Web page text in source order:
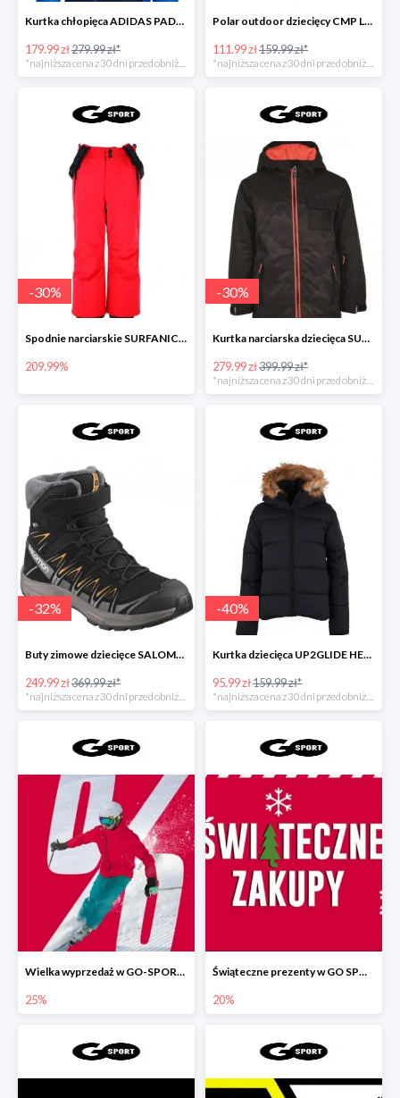
Kurtka chłopięca ADIDAS PADDED JACKET
179.99 zł279.99 zł*
*najniższa cena z 30 dni przed obniżką
Polar outdoor dziecięcy CMP LOFT GIRL
111.99 zł159.99 zł*
*najniższa cena z 30 dni przed obniżką
-30%
Spodnie narciarskie SURFANIC ECHO
209.99%
-30%
Kurtka narciarska dziecięca SURFANIC BRAVO
279.99 zł399.99 zł*
-32%
Buty zimowe dziecięce SALOMON PRO 3D
249.99 zł369.99 zł*
*najniższa cena z 30 dni przed obniżką
-40%
Kurtka dziecięca UP2GLIDE HENRY DOU
95.99 zł159.99 zł*
*najniższa cena z 30 dni przed obniżką
Wielka wyprzedaż w GO-SPORT do -25%
25%
Świąteczne prezenty w GO SPORT do -20%
20%